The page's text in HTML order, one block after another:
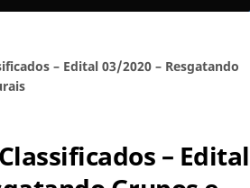
– Edital 03/2020 – Resgatando
– Edital